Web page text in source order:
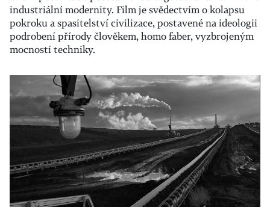
industriální modernity. Film je svědectvím o kolapsu
pokroku a spasitelství civilizace, postavené na ideologii
podrobení přírody člověkem, homo faber, vyzbrojeným
mocností techniky.